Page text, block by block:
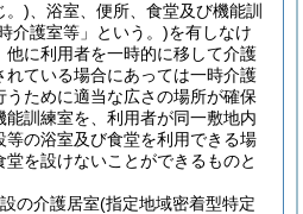
。) 、浴室、便所、食堂及び機能訓
介護室等」という。)を有しなけ
他に利用者を一時的に移して介護
れている場合にあっては一時介護
ために適当な広さの場所が確保
能訓練室を、利用者が同一敷地内
等の浴室及び食堂を利用できる場
を設けないことができるものと
の介護居室(指定地域密着型特定